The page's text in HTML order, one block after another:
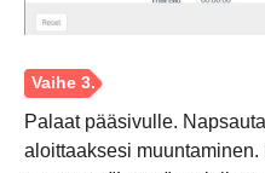
Palaat pääsivulle.
aloittaaksesi muuntaminen.